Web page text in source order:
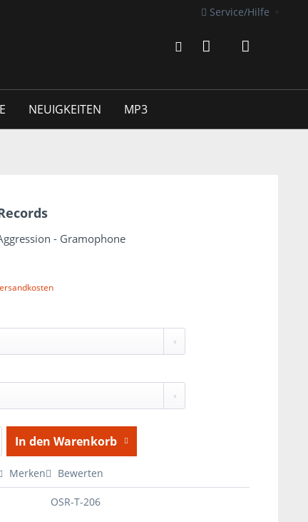
Service/Hilfe
NEUIGKEITEN MP3
- Gramophone
In den Warenkorb
Merken Bewerten
OSR-T-206